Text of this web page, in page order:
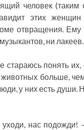
человек (таким
этих
отвращения.
ни лакеев.
стараюсь понять
больше,
у них есть души.
нас подожди!